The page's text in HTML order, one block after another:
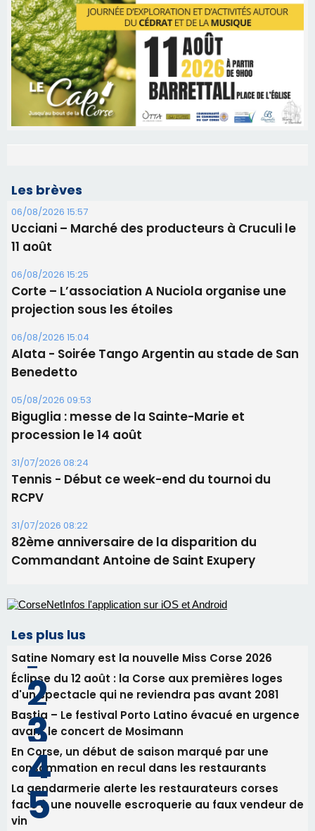
Les brèves
06/08/2026 15:57
Ucciani – Marché des producteurs à Cruculi le
11 août
06/08/2026 15:25
Corte – L’association A Nuciola organise une
projection sous les étoiles
06/08/2026 15:04
Alata - Soirée Tango Argentin au stade de San
Benedetto
05/08/2026 09:53
procession le 14 août
31/07/2026 08:24
Tennis - Début ce week-end du tournoi du
RCPV
31/07/2026 08:22
82ème anniversaire de la disparition du
Commandant Antoine de Saint Exupery
Les plus lus
Satine Nomary est la nouvelle Miss Corse 2026